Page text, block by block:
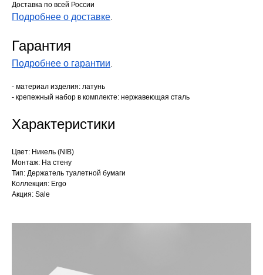
Доставка по всей России
Подробнее о доставке.
Гарантия
Подробнее о гарантии.
- материал изделия: латунь
- крепежный набор в комплекте: нержавеющая сталь
Характеристики
Цвет: Никель (NIB)
Монтаж: На стену
Тип: Держатель туалетной бумаги
Коллекция: Ergo
Акция: Sale